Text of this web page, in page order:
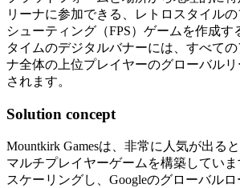
リーナに参加できる、レトロスタイル
シューティング（FPS）ゲームを作成す
タイムのデジタルバナーには、すべて
ナ全体の上位プレイヤーのグローバル
されます。
Solution concept
Mountkirk Gamesは、非常に人気が出る
マルチプレイヤーゲームを構築してい
スケーリングし、Googleのグローバル